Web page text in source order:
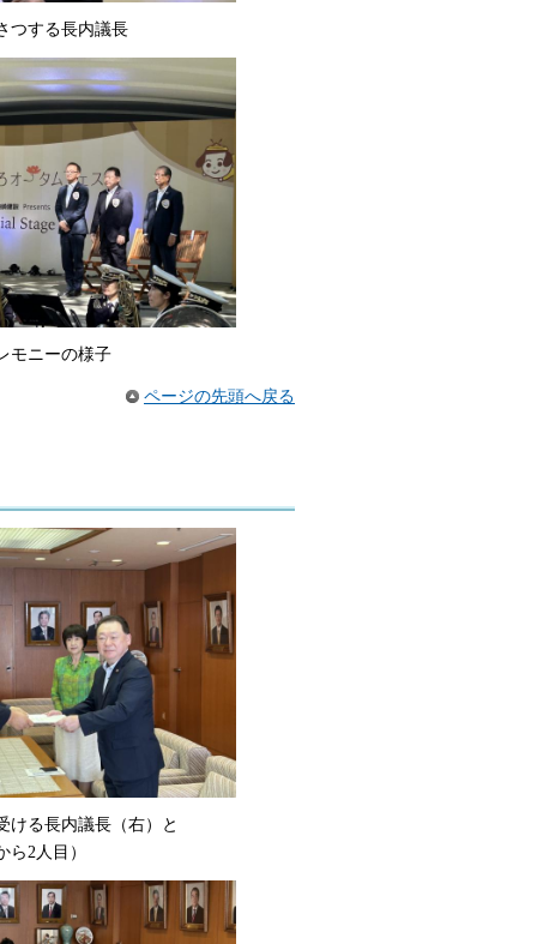
つする長内議長
モニーの様子
ページの先頭へ戻る
ける長内議長（右）と
2人目）